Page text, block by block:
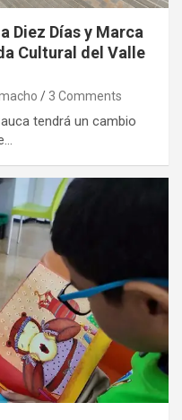
Diez Días y Marca
Cultural del Valle
3 Comments
tendrá un cambio